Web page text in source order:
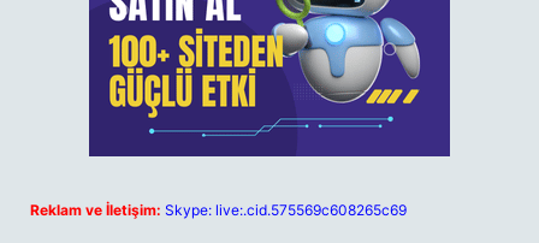
Reklam ve İletişim: Skype: live:.cid.575569c608265c69